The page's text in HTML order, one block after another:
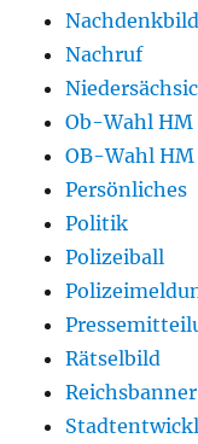
Nachdenkbild
Nachruf
Ob-Wahl HM
OB-Wahl
Persönliches
Politik
Polizeiball
Rätselbild